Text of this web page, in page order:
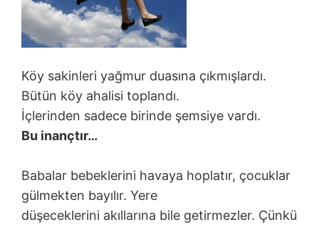
Köy sakinleri yağmur duasına çıkmışlardı.
Bütün köy ahalisi toplandı.
İçlerinden sadece birinde şemsiye vardı.
Bu inançtır…
Babalar bebeklerini havaya hoplatır, çocuklar
gülmekten bayılır. Yere
düşeceklerini akıllarına bile getirmezler. Çünkü